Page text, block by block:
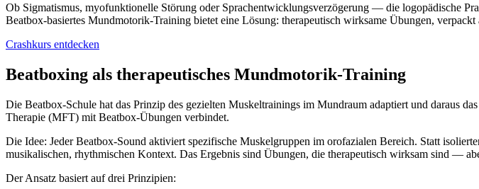
Ob Sigmatismus, myofunktionelle Störung oder Sprachentwicklungsverzögerung — die logopädische
Beatbox-basiertes Mundmotorik-Training bietet eine Lösung: therapeutisch wirksame Übungen,
Crashkurs entdecken
Beatboxing als therapeutisches Mundmotorik-Training
Die Beatbox-Schule hat das Prinzip des gezielten Muskeltrainings im Mundraum adaptiert und daraus das
Therapie (MFT) mit Beatbox-Übungen verbindet.
Die Idee: Jeder Beatbox-Sound aktiviert spezifische Muskelgruppen im orofazialen Bereich. Statt
musikalischen, rhythmischen Kontext. Das Ergebnis sind Übungen, die therapeutisch wirksam sind —
Der Ansatz basiert auf drei Prinzipien: